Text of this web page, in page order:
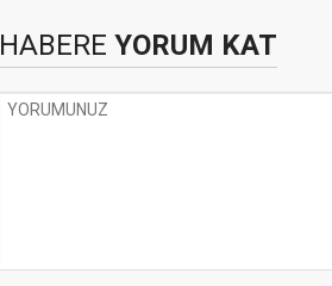
HABERE YORUM KAT